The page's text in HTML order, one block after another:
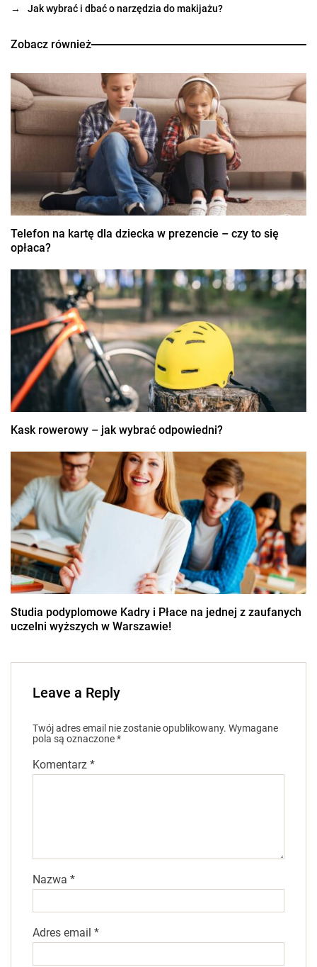
→ Jak wybrać i dbać o narzędzia do makijażu?
Zobacz również
Telefon na kartę dla dziecka w prezencie – czy to się
opłaca?
Kask rowerowy – jak wybrać odpowiedni?
Studia podyplomowe Kadry i Płace na jednej z zaufanych
uczelni wyższych w Warszawie!
Leave a Reply
Twój adres email nie zostanie opublikowany. Wymagane
pola są oznaczone*
Komentarz *
Nazwa *
Adres email *